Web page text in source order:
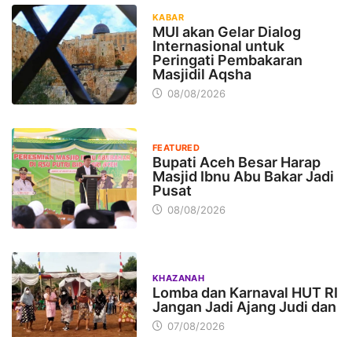
KABAR
MUI akan Gelar Dialog
Internasional untuk
Peringati Pembakaran
Masjidil Aqsha
08/08/2026
FEATURED
Bupati Aceh Besar Harap
Masjid Ibnu Abu Bakar Jadi
Pusat
08/08/2026
KHAZANAH
Lomba dan Karnaval HUT RI
Jangan Jadi Ajang Judi dan
07/08/2026